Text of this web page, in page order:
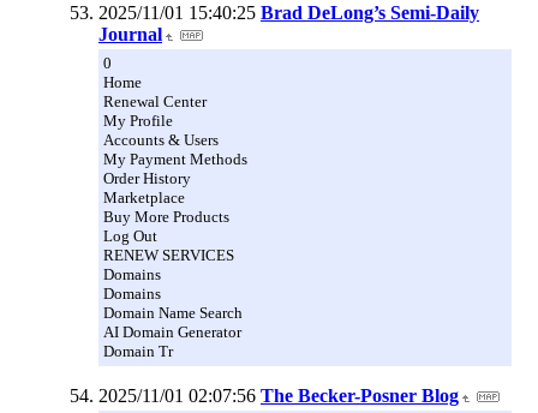
2025/11/01 15:40:25 Brad DeLong’s Semi-Daily
Journal
0
Home
Renewal Center
My Profile
Accounts & Users
My Payment Methods
Order History
Marketplace
Buy More Products
Log Out
RENEW SERVICES
Domains
Domains
Domain Name Search
AI Domain Generator
Domain Tr
2025/11/01 02:07:56 The Becker-Posner Blog